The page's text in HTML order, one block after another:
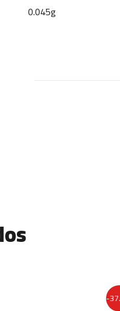
0.045g
-37.54%